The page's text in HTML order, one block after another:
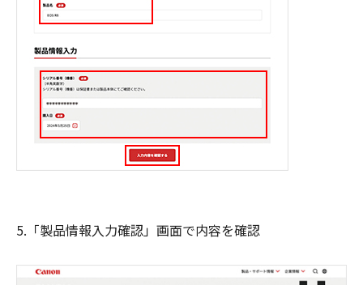
5.「製品情報入力確認」画面で内容を確認